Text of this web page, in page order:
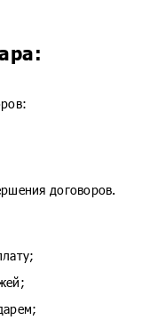
договоров.